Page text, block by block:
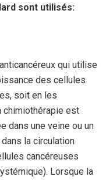
sont utilisés:
qui utilise
des cellules
soit en les
chimiothérapie est
dans une veine ou un
la circulation
cancéreuses
Lorsque la